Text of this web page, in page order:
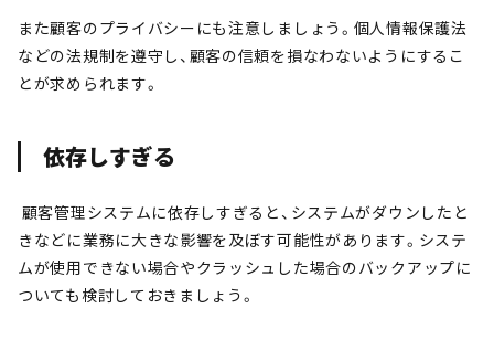
また顧客のプライバシーにも注意しましょう。個人情報保護法
などの法規制を遵守し、顧客の信頼を損なわないようにするこ
とが求められます。
依存しすぎる
顧客管理システムに依存しすぎると、システムがダウンしたと
きなどに業務に大きな影響を及ぼす可能性があります。システ
ムが使用できない場合やクラッシュした場合のバックアップに
ついても検討しておきましょう。